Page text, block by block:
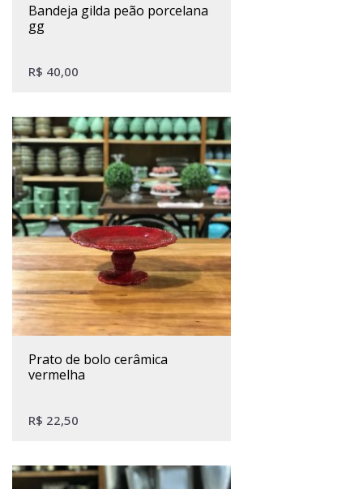
bandeja gilda peão porcelana
gg
R$ 40,00
prato de bolo cerâmica
vermelha
R$ 22,50